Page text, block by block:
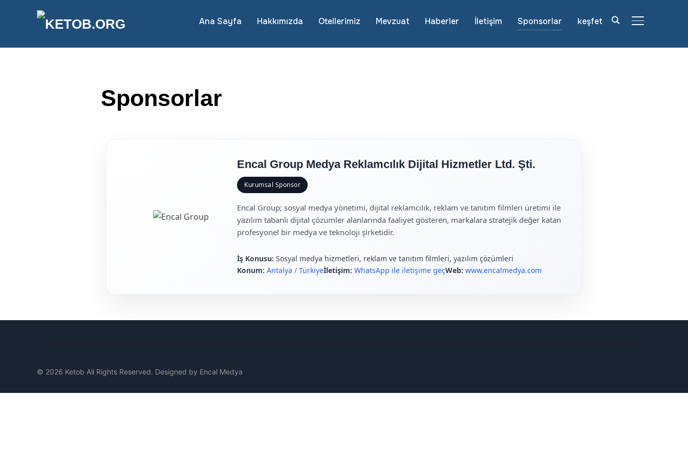
YAN MENÜ
Ana Sayfa Hakkımızda Otellerimiz Mevzuat Haberler İletişim Sponsorlar keşfet
Sponsorlar
Encal Group Medya Reklamcılık Dijital Hizmetler Ltd. Şti.
Kurumsal Sponsor
Encal Group; sosyal medya yönetimi, dijital reklamcılık, reklam ve tanıtım filmleri üretimi ile
yazılım tabanlı dijital çözümler alanlarında faaliyet gösteren, markalara stratejik değer katan
profesyonel bir medya ve teknoloji şirketidir.
İş Konusu: Sosyal medya hizmetleri, reklam ve tanıtım filmleri, yazılım çözümleri
Konum: Antalya / Türkiyeİletişim: WhatsApp ile iletişime geçWeb: www.encalmedya.com